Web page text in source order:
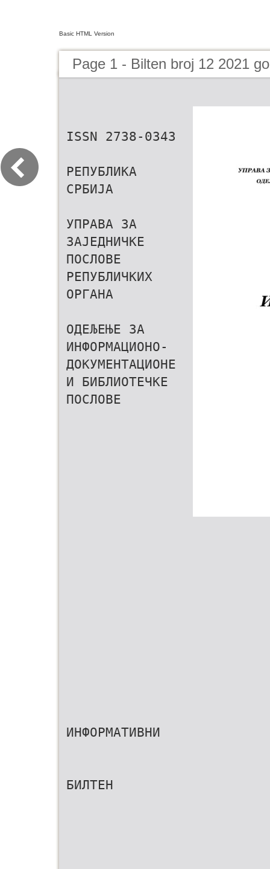
Basic HTML Version
Page 1 - Bilten broj 12 2021
ISSN 2738-0343
РЕПУБЛИКА
СРБИЈА
УПРАВА ЗА
ЗАЈЕДНИЧКЕ
ПОСЛОВЕ
РЕПУБЛИЧКИХ
ОРГАНА
ОДЕЉЕЊЕ ЗА
ИНФОРМАЦИОНО-
ДОКУМЕНТАЦИОНЕ
И БИБЛИОТЕЧКЕ
ПОСЛОВЕ
ИНФОРМАТИВНИ
БИЛТЕН